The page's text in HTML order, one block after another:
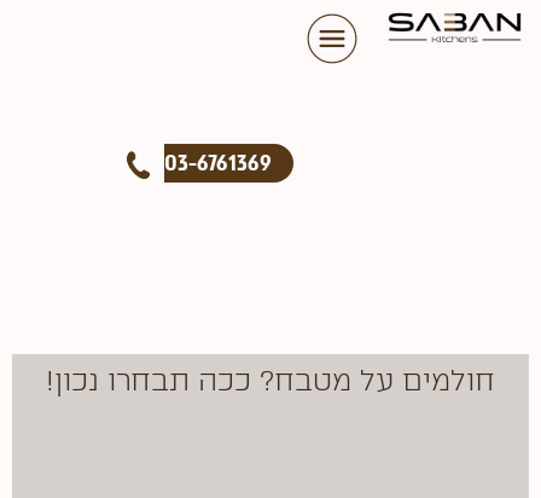
03-6761369
חולמים על מטבח? ככה תבחרו נכון!